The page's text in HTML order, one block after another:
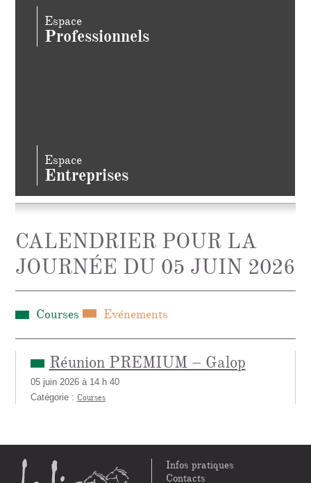
Espace
Professionnels
Espace
Entreprises
CALENDRIER POUR LA
JOURNÉE DU 05 JUIN 2026
Courses Evénements
Réunion PREMIUM – Galop
05 juin 2026 à 14 h 40
Catégorie : Courses
Infos pratiques
Contacts